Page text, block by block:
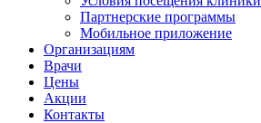
Партнерские программы
Мобильное приложение
Организациям
Врачи
Цены
Акции
Контакты